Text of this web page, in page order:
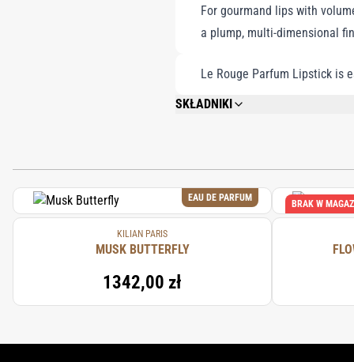
For gourmand lips with
a plump, multi-dimensional
Le Rouge Parfum Lipstick is
SKŁADNIKI
STEARYL STEAROYL STEARATE,
HDI/TRIMETHYLOL HEXYLLACTONE
SULFATE, TIN OXIDE, POLYETHYLENE
DIOXIDE (CI 77891), RED 7 LAKE (CI
73360), IRON OXIDES (CI 77499),
47005), CARMINE (CI 75470), RED 21
EAU DE PARFUM
KILIAN PARIS
MUSK BUTTERFLY
1342,00 zł
BRAK W